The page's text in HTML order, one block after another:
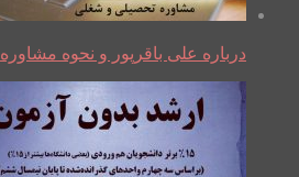
درباره علی باقرپور و نحوه مشاوره